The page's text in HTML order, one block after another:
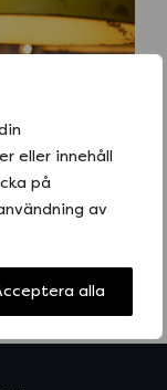
eller innehåll
på
av
alla